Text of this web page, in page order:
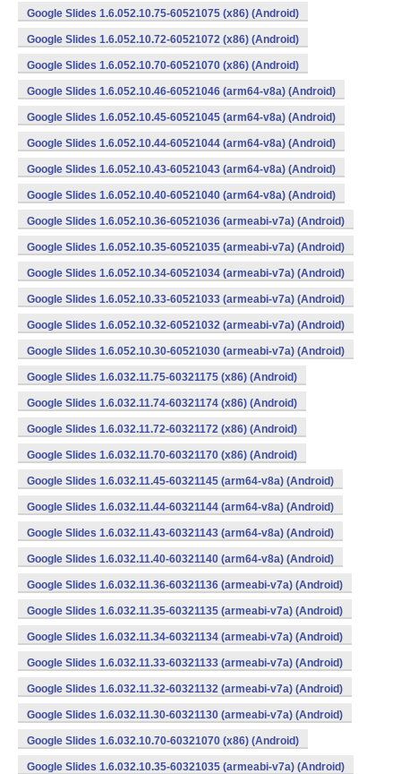
Google Slides 1.6.052.10.75-60521075 (x86) (Android)
Google Slides 1.6.052.10.72-60521072 (x86) (Android)
Google Slides 1.6.052.10.70-60521070 (x86) (Android)
Google Slides 1.6.052.10.46-60521046 (arm64-v8a) (Android)
Google Slides 1.6.052.10.45-60521045 (arm64-v8a) (Android)
Google Slides 1.6.052.10.44-60521044 (arm64-v8a) (Android)
Google Slides 1.6.052.10.43-60521043 (arm64-v8a) (Android)
Google Slides 1.6.052.10.40-60521040 (arm64-v8a) (Android)
Google Slides 1.6.052.10.36-60521036 (armeabi-v7a) (Android)
Google Slides 1.6.052.10.35-60521035 (armeabi-v7a) (Android)
Google Slides 1.6.052.10.34-60521034 (armeabi-v7a) (Android)
Google Slides 1.6.052.10.33-60521033 (armeabi-v7a) (Android)
Google Slides 1.6.052.10.32-60521032 (armeabi-v7a) (Android)
Google Slides 1.6.052.10.30-60521030 (armeabi-v7a) (Android)
Google Slides 1.6.032.11.75-60321175 (x86) (Android)
Google Slides 1.6.032.11.74-60321174 (x86) (Android)
Google Slides 1.6.032.11.72-60321172 (x86) (Android)
Google Slides 1.6.032.11.70-60321170 (x86) (Android)
Google Slides 1.6.032.11.45-60321145 (arm64-v8a) (Android)
Google Slides 1.6.032.11.44-60321144 (arm64-v8a) (Android)
Google Slides 1.6.032.11.43-60321143 (arm64-v8a) (Android)
Google Slides 1.6.032.11.40-60321140 (arm64-v8a) (Android)
Google Slides 1.6.032.11.36-60321136 (armeabi-v7a) (Android)
Google Slides 1.6.032.11.35-60321135 (armeabi-v7a) (Android)
Google Slides 1.6.032.11.34-60321134 (armeabi-v7a) (Android)
Google Slides 1.6.032.11.33-60321133 (armeabi-v7a) (Android)
Google Slides 1.6.032.11.32-60321132 (armeabi-v7a) (Android)
Google Slides 1.6.032.11.30-60321130 (armeabi-v7a) (Android)
Google Slides 1.6.032.10.70-60321070 (x86) (Android)
Google Slides 1.6.032.10.35-60321035 (armeabi-v7a) (Android)